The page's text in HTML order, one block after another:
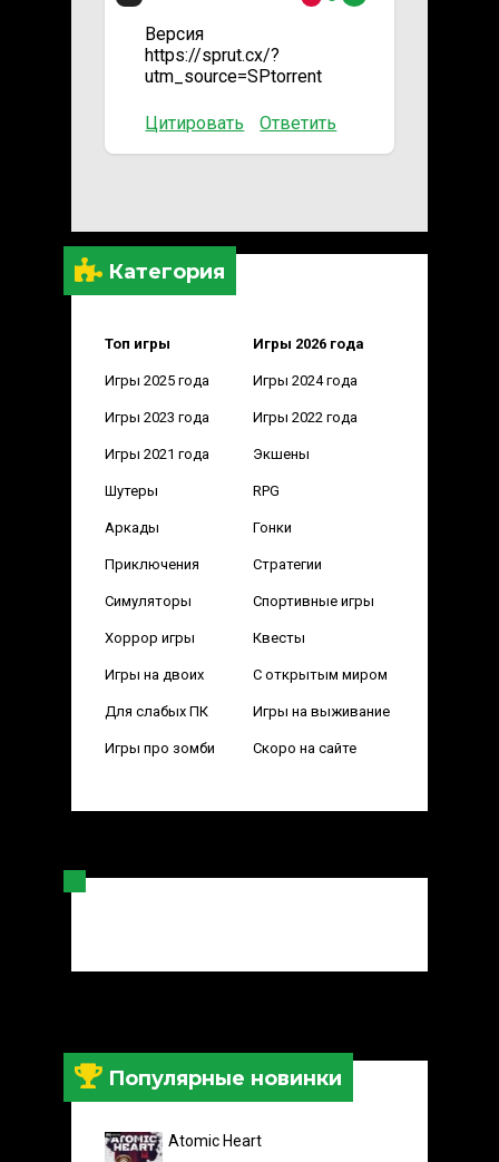
Категория
Топ игры Игры 2026 года
Игры 2025 года Игры 2024 года
Игры 2023 года Игры 2022 года
Игры 2021 года Экшены
Шутеры RPG
Аркады Гонки
Приключения Стратегии
Симуляторы Спортивные игры
Хоррор игры Квесты
Игры на двоих С открытым миром
Для слабых ПК Игры на выживание
Игры про зомби Скоро на сайте
Популярные новинки
Atomic Heart
Версия
https://sprut.cx/?
utm_source=SPtorrent
Цитировать Ответить